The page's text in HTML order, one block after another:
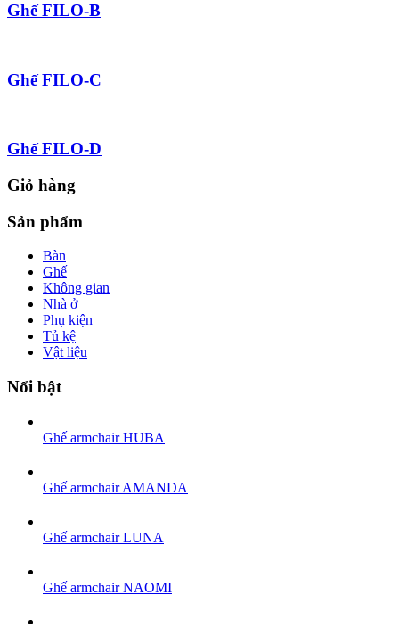
Ghế FILO-B
Ghế FILO-C
Ghế FILO-D
Giỏ hàng
Sản phẩm
Bàn
Ghế
Không gian
Nhà ở
Phụ kiện
Tủ kệ
Vật liệu
Nổi bật
Ghế armchair HUBA
Ghế armchair AMANDA
Ghế armchair LUNA
Ghế armchair NAOMI